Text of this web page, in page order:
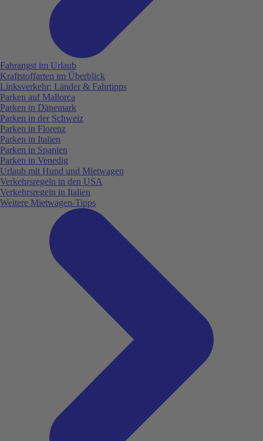
Fahrangst im Urlaub
Kraftstoffarten im Überblick
Linksverkehr: Länder & Fahrtipps
Parken auf Mallorca
Parken in Dänemark
Parken in der Schweiz
Parken in Florenz
Parken in Italien
Parken in Spanien
Parken in Venedig
Urlaub mit Hund und Mietwagen
Verkehrsregeln in den USA
Verkehrsregeln in Italien
Weitere Mietwagen-Tipps